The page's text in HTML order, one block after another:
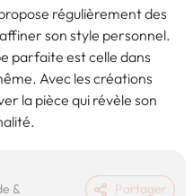
régulièrement des
son style personnel.
parfaite est celle dans
Avec les créations
la pièce qui révèle son
&
Partager